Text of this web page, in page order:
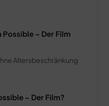
– Der Film
Altersbeschränkung
– Der Film?